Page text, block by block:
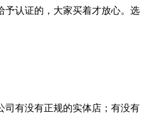
认证的，大家买着才放心。选
有没有正规的实体店；有没有